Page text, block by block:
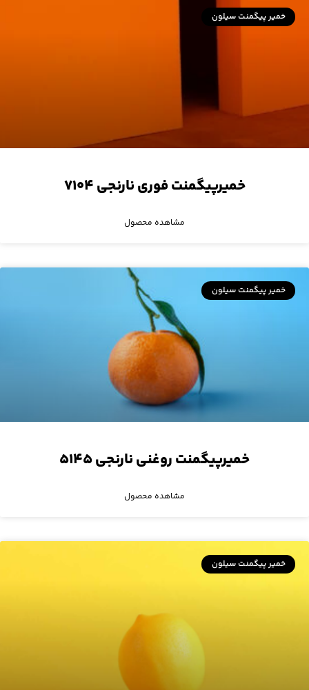
خمیر پیگمنت سیلون
خمیرپیگمنت فوری نارنجی ۷۱۰۴
مشاهده محصول
خمیر پیگمنت سیلون
خمیرپیگمنت روغنی نارنجی ۵۱۴۵
مشاهده محصول
خمیر پیگمنت سیلون